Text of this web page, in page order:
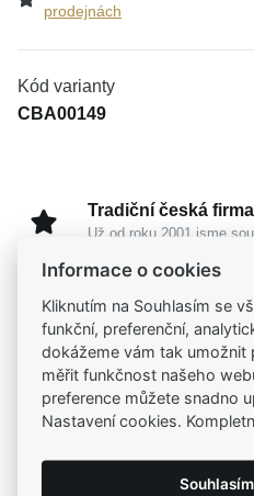
prodejnách
Kód varianty
CBA00149
Tradiční česká firma
Už od roku 2001 jsme
Široký výběr
Na našem e-shopu máte
Garance vysoké
Certifikáty původu a
Kamenné prodejny
Informace o cookies
Kliknutím na Souhlasím se
funkční, preferenční,
dokážeme vám tak umožnit
měřit funkčnost našeho
preference můžete snadno
Nastavení cookies.